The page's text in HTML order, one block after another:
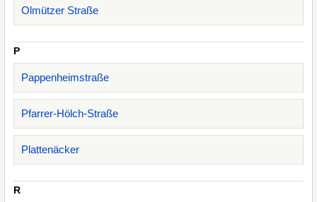
Olmützer Straße
P
Pappenheimstraße
Pfarrer-Hölch-Straße
Plattenäcker
R